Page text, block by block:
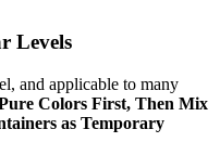
Levels
and applicable to many
Colors First, Then Mix
as Temporary